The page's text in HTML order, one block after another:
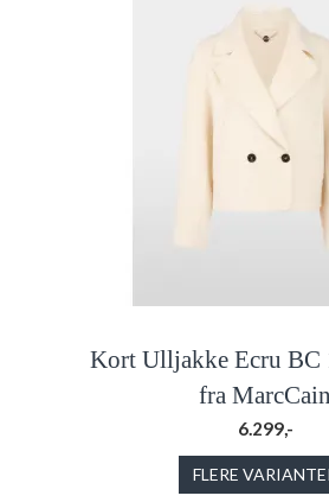
Kort Ulljakke Ecru BC
fra MarcCain
6.299,-
FLERE